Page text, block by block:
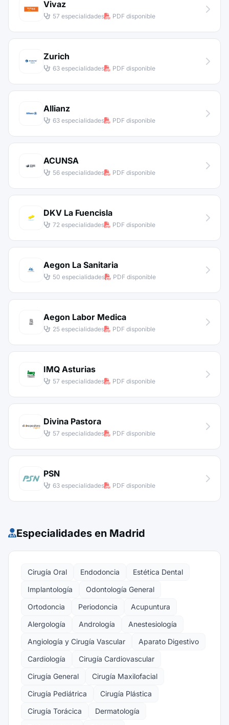
Vivaz
57 especialidades PDF disponible
Zurich
63 especialidades PDF disponible
Allianz
63 especialidades PDF disponible
ACUNSA
56 especialidades PDF disponible
DKV La Fuencisla
72 especialidades PDF disponible
Aegon La Sanitaria
50 especialidades PDF disponible
Aegon Labor Medica
25 especialidades PDF disponible
IMQ Asturias
57 especialidades PDF disponible
Divina Pastora
57 especialidades PDF disponible
PSN
63 especialidades PDF disponible
Especialidades en Madrid
Cirugía Oral Endodoncia
Estética Dental
Implantología
Odontología General
Ortodoncia
Periodoncia
Acupuntura
Alergología
Andrología
Anestesiología
Angiología y Cirugía Vascular
Aparato Digestivo
Cardiología
Cirugía Cardiovascular
Cirugía General
Cirugía Maxilofacial
Cirugía Pediátrica
Cirugía Plástica
Cirugía Torácica
Dermatología